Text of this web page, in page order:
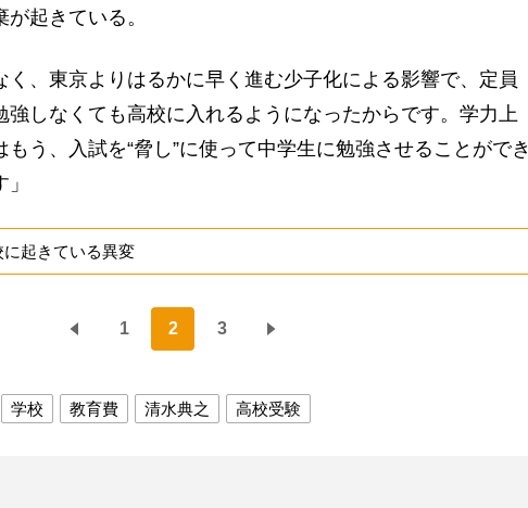
起きている。
、東京よりはるかに早く進む少子化による影響で、定員
強しなくても高校に入れるようになったからです。学力上
う、入試を“脅し”に使って中学生に勉強させることができ
起きている異変
1 2 3
学校 教育費 清水典之 高校受験